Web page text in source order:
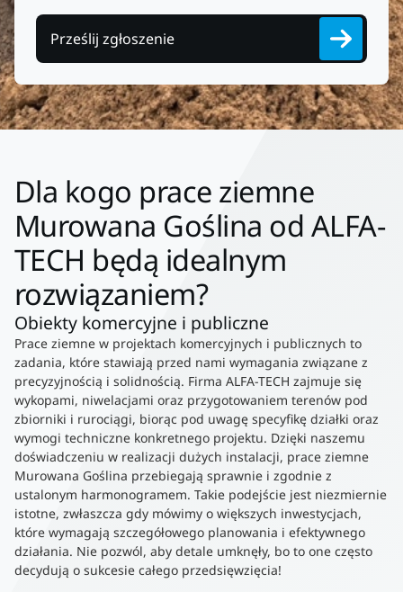
Prześlij zgłoszenie
Dla kogo prace ziemne
Murowana Goślina od ALFA-
TECH będą idealnym
rozwiązaniem?
Obiekty komercyjne i publiczne
Prace ziemne w projektach komercyjnych i publicznych to
zadania, które stawiają przed nami wymagania związane z
precyzyjnością i solidnością. Firma ALFA-TECH zajmuje się
wykopami, niwelacjami oraz przygotowaniem terenów pod
zbiorniki i rurociągi, biorąc pod uwagę specyfikę działki oraz
wymogi techniczne konkretnego projektu. Dzięki naszemu
doświadczeniu w realizacji dużych instalacji, prace ziemne
Murowana Goślina przebiegają sprawnie i zgodnie z
ustalonym harmonogramem. Takie podejście jest niezmiernie
istotne, zwłaszcza gdy mówimy o większych inwestycjach,
które wymagają szczegółowego planowania i efektywnego
działania. Nie pozwól, aby detale umknęły, bo to one często
decydują o sukcesie całego przedsięwzięcia!